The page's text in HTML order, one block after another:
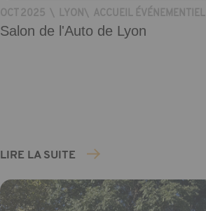
OCT 2025 \ LYON\ ACCUEIL ÉVÉNEMENTIEL
Salon de l'Auto de Lyon
LIRE LA SUITE